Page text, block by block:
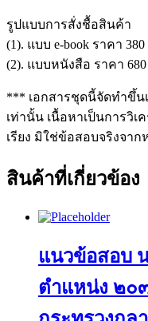
รูปแบบการสั่งชื้อสินค้า
(1). แบบ e-book ราคา
(2). แบบหนังสือ ราคา
*** เอกสารชุดนี้จัดทำขึ้น
เท่านั้น เนื้อหาเป็นการวิเ
เรียง มิใช่ข้อสอบจริงจา
สินค้าที่เกี่ยวข้อง
แนวข้อสอบ
ตำแหน่ง ๒๐